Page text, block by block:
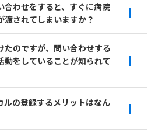
合わせをすると、すぐに病院
渡されてしまいますか？
たのですが、問い合わせする
動をしていることが知られて
ルの登録するメリットはなん